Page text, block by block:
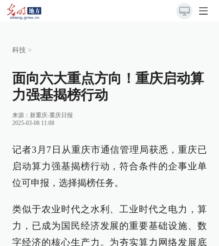
科技 >
面向六大重点方向！重庆启动算
力强基揭榜行动
来源： 新重庆-重庆日报
2025-03-08 11:08
记者3月7日从重庆市通信管理局获悉，重庆已
启动算力强基揭榜行动，符合条件的企事业单
位可申报，选择揭榜任务。
类似于农业时代之水利、工业时代之电力，算
力，已成为国民经济发展的重要基础设施、数
字经济的核心生产力。为夯实算力网络发展底